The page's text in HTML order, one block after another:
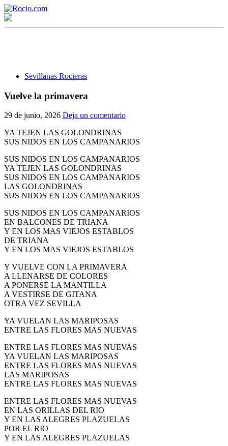
Sevillanas Rocieras
Vuelve la primavera
29 de junio, 2026 Deja un comentario
YA TEJEN LAS GOLONDRINAS
SUS NIDOS EN LOS CAMPANARIOS
SUS NIDOS EN LOS CAMPANARIOS
YA TEJEN LAS GOLONDRINAS
SUS NIDOS EN LOS CAMPANARIOS
LAS GOLONDRINAS
SUS NIDOS EN LOS CAMPANARIOS
SUS NIDOS EN LOS CAMPANARIOS
EN BALCONES DE TRIANA
Y EN LOS MAS VIEJOS ESTABLOS
DE TRIANA
Y EN LOS MAS VIEJOS ESTABLOS
Y VUELVE CON LA PRIMAVERA
A LLENARSE DE COLORES
A PONERSE LA MANTILLA
A VESTIRSE DE GITANA
OTRA VEZ SEVILLA
YA VUELAN LAS MARIPOSAS
ENTRE LAS FLORES MAS NUEVAS
ENTRE LAS FLORES MAS NUEVAS
YA VUELAN LAS MARIPOSAS
ENTRE LAS FLORES MAS NUEVAS
LAS MARIPOSAS
ENTRE LAS FLORES MAS NUEVAS
ENTRE LAS FLORES MAS NUEVAS
EN LAS ORILLAS DEL RIO
Y EN LAS ALEGRES PLAZUELAS
POR EL RIO
Y EN LAS ALEGRES PLAZUELAS
¡Bienvenido! Soy el asistente virtual de rocio.com.
Historia de la Virgen del Rocío
¿Cuándo es la romería del Rocío?
¿Cuándo se construyó la primera ermita?
El traslado cada siete años
¿Cuales son los actos principales que se celebran en el
Rocío?
Quiero hacer el camino,¿que tengo que hacer?
En el Rocío, ¿dónde me alojo?